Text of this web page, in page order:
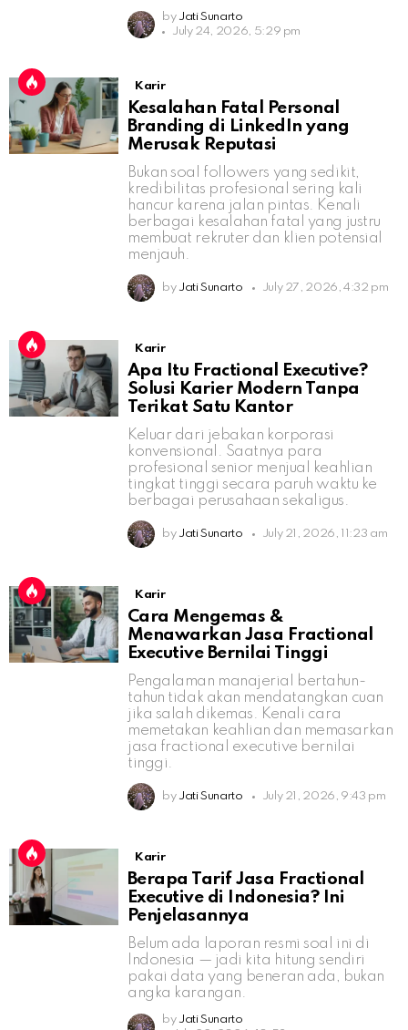
by Jati Sunarto
July 24, 2026, 5:29 pm
Karir
Kesalahan Fatal Personal
Branding di LinkedIn yang
Merusak Reputasi
Bukan soal followers yang sedikit,
kredibilitas profesional sering kali
hancur karena jalan pintas. Kenali
berbagai kesalahan fatal yang justru
membuat rekruter dan klien potensial
menjauh.
by Jati Sunarto July 27, 2026, 4:32 pm
Karir
Apa Itu Fractional Executive?
Solusi Karier Modern Tanpa
Terikat Satu Kantor
Keluar dari jebakan korporasi
konvensional. Saatnya para
profesional senior menjual keahlian
tingkat tinggi secara paruh waktu ke
berbagai perusahaan sekaligus.
by Jati Sunarto July 21, 2026, 11:23 am
Karir
Cara Mengemas &
Menawarkan Jasa Fractional
Executive Bernilai Tinggi
Pengalaman manajerial bertahun-
tahun tidak akan mendatangkan cuan
jika salah dikemas. Kenali cara
memetakan keahlian dan memasarkan
jasa fractional executive bernilai
tinggi.
by Jati Sunarto July 21, 2026, 9:43 pm
Karir
Berapa Tarif Jasa Fractional
Executive di Indonesia? Ini
Penjelasannya
Belum ada laporan resmi soal ini di
Indonesia — jadi kita hitung sendiri
pakai data yang beneran ada, bukan
angka karangan.
by Jati Sunarto